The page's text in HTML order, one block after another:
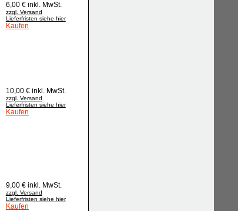
6,00 € inkl. MwSt.
zzgl. Versand
Lieferfristen siehe hier
Kaufen
10,00 € inkl. MwSt.
zzgl. Versand
Lieferfristen siehe hier
Kaufen
9,00 € inkl. MwSt.
zzgl. Versand
Lieferfristen siehe hier
Kaufen